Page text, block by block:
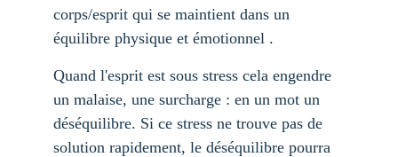
corps/esprit qui se maintient dans un
équilibre physique et émotionnel .
Quand l'esprit est sous stress cela engendre
un malaise, une surcharge : en un mot un
déséquilibre. Si ce stress ne trouve pas de
solution rapidement, le déséquilibre pourra